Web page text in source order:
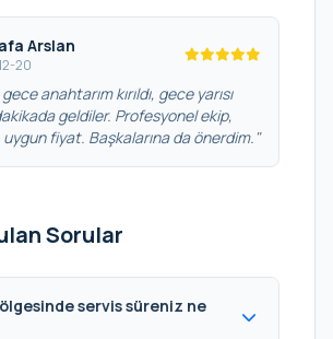
Arslan
20
anahtarım kırıldı, gece yarısı
geldiler. Profesyonel ekip,
fiyat. Başkalarına da önerdim."
Sorular
servis süreniz ne